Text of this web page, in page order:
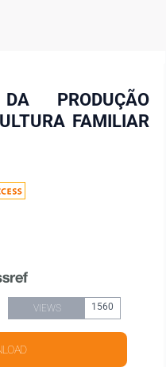
DA PRODUÇÃO
FAMILIAR
VIEWS 1560